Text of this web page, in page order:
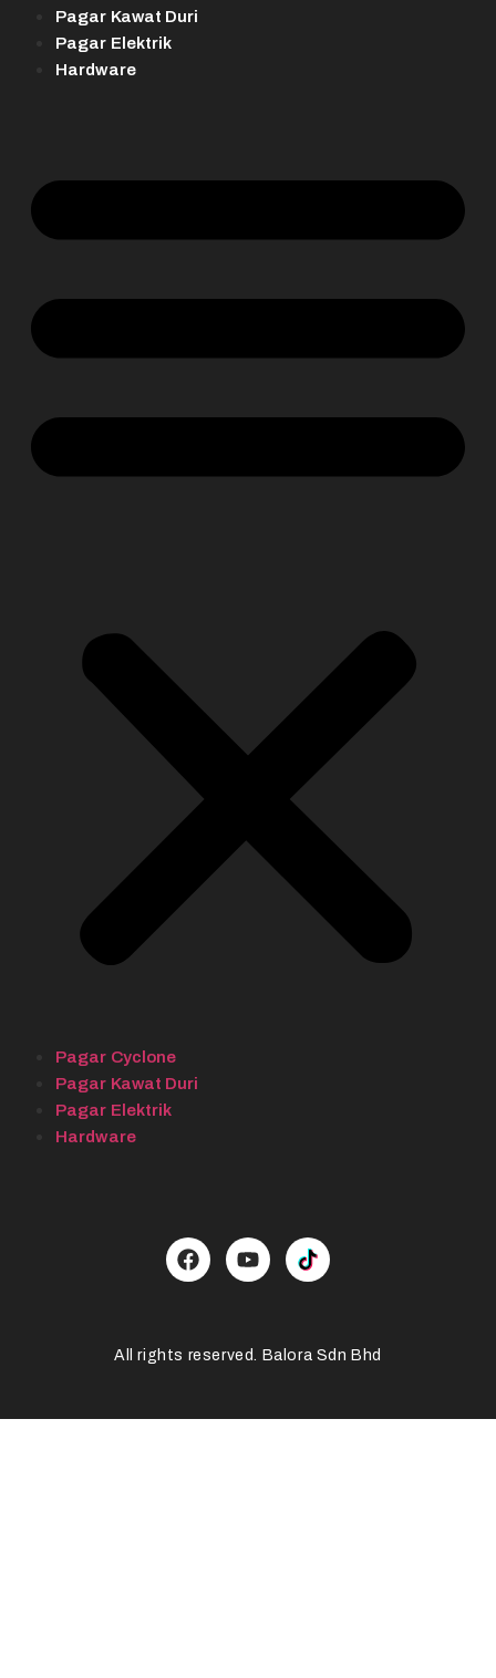
Pagar Kawat Duri
Pagar Elektrik
Hardware
Pagar Cyclone
Pagar Kawat Duri
Pagar Elektrik
Hardware
All rights reserved. Balora Sdn Bhd